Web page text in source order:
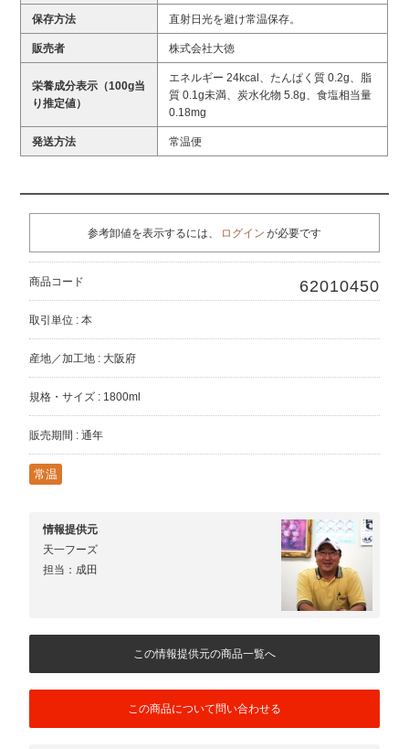
保存方法 直射日光を避け常温保存。
販売者 株式会社大徳
栄養成分表示（100g当
り推定値）
エネルギー 24kcal、たんぱく質 0.2g、脂
質 0.1g未満、炭水化物 5.8g、食塩相当量
0.18mg
発送方法 常温便
参考卸値を表示するには、 ログイン が必要です
商品コード 62010450
取引単位 : 本
産地／加工地 : 大阪府
規格・サイズ : 1800ml
販売期間 : 通年
常温
情報提供元
天一フーズ
担当：成田
この情報提供元の商品一覧へ
この商品について問い合わせる